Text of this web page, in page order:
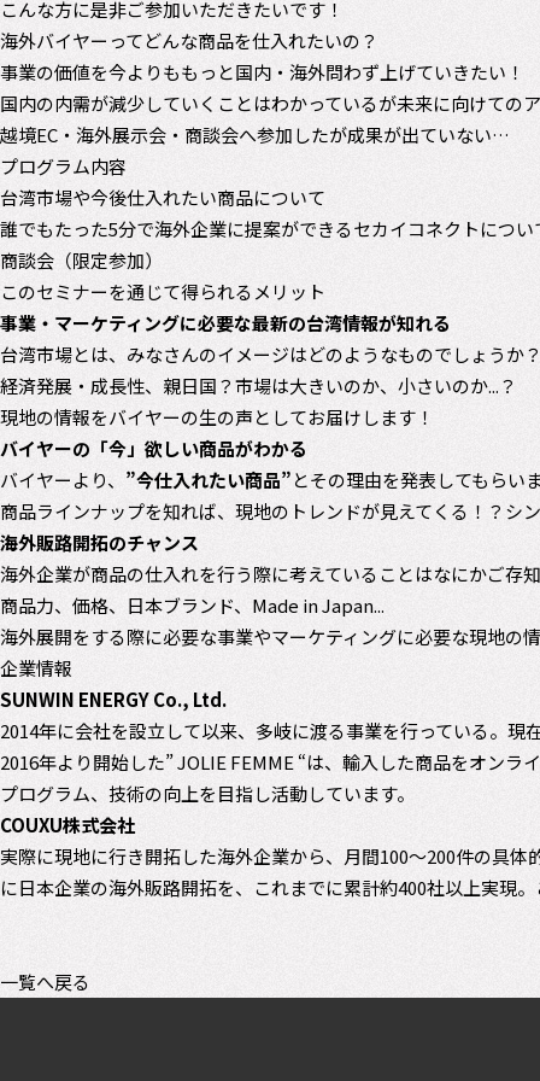
こんな方に是非ご参加いただきたいです！
海外バイヤーってどんな商品を仕入れたいの？
事業の価値を今よりももっと国内・海外問わず上げていきたい！
国内の内需が減少していくことはわかっているが未来に向けての
越境EC・海外展示会・商談会へ参加したが成果が出ていない…
プログラム内容
台湾市場や今後仕入れたい商品について
誰でもたった5分で海外企業に提案ができるセカイコネクトについ
商談会（限定参加）
このセミナーを通じて得られるメリット
事業・マーケティングに必要な最新の台湾情報が知れる
台湾市場とは、みなさんのイメージはどのようなものでしょうか
経済発展・成長性、親日国？市場は大きいのか、小さいのか...？
現地の情報をバイヤーの生の声としてお届けします！
バイヤーの「今」欲しい商品がわかる
バイヤーより、 ”今仕入れたい商品”とその理由を発表してもらい
商品ラインナップを知れば、現地のトレンドが見えてくる！？シ
海外販路開拓のチャンス
海外企業が商品の仕入れを行う際に考えていることはなにかご存
商品力、価格、日本ブランド、Made in Japan...
海外展開をする際に必要な事業やマーケティングに必要な現地の
企業情報
SUNWIN ENERGY Co., Ltd.
2014年に会社を設立して以来、多岐に渡る事業を行っている。
2016年より開始した” JOLIE FEMME “は、輸入した商品をオン
プログラム、技術の向上を目指し活動しています。
COUXU株式会社
実際に現地に行き開拓した海外企業から、月間100〜200件の具
に日本企業の海外販路開拓を、これまでに累計約400社以上実現
一覧へ戻る